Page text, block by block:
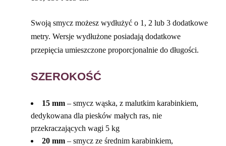
Swoją smycz możesz wydłużyć o 1, 2 lub 3 dodatkowe
metry. Wersje wydłużone posiadają dodatkowe
przepięcia umieszczone proporcjonalnie do długości.
SZEROKOŚĆ
15 mm – smycz wąska, z malutkim karabinkiem,
dedykowana dla piesków małych ras, nie
przekraczających wagi 5 kg
20 mm – smycz ze średnim karabinkiem,